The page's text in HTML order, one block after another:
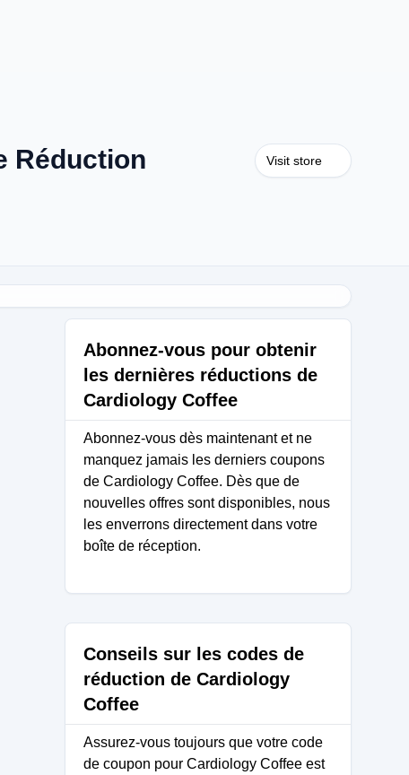
Réduction Visit store
Abonnez-vous pour obtenir
les dernières réductions de
Cardiology Coffee
Abonnez-vous dès maintenant et ne
manquez jamais les derniers coupons
de Cardiology Coffee. Dès que de
nouvelles offres sont disponibles, nous
les enverrons directement dans votre
boîte de réception.
Conseils sur les codes de
réduction de Cardiology
Coffee
Assurez-vous toujours que votre code
de coupon pour Cardiology Coffee est